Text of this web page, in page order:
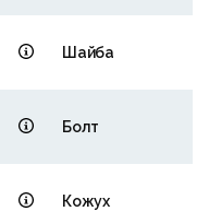
Шайба
Болт
Кожух